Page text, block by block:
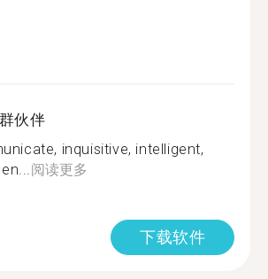
伙伴
inquisitive, intelligent,
阅读更多
下载软件